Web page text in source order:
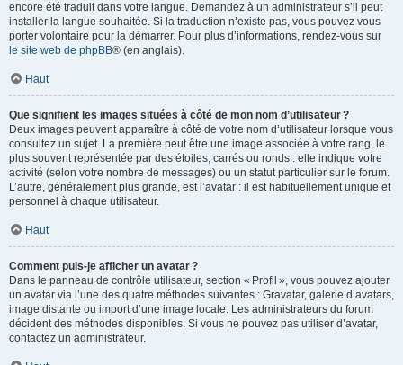
encore été traduit dans votre langue. Demandez à un administrateur s’il peut
installer la langue souhaitée. Si la traduction n’existe pas, vous pouvez vous
porter volontaire pour la démarrer. Pour plus d’informations, rendez-vous sur
le site web de phpBB® (en anglais).
Haut
Que signifient les images situées à côté de mon nom d’utilisateur ?
Deux images peuvent apparaître à côté de votre nom d’utilisateur lorsque vous
consultez un sujet. La première peut être une image associée à votre rang, le
plus souvent représentée par des étoiles, carrés ou ronds : elle indique votre
activité (selon votre nombre de messages) ou un statut particulier sur le forum.
L’autre, généralement plus grande, est l’avatar : il est habituellement unique et
personnel à chaque utilisateur.
Haut
Comment puis-je afficher un avatar ?
Dans le panneau de contrôle utilisateur, section « Profil », vous pouvez ajouter
un avatar via l’une des quatre méthodes suivantes : Gravatar, galerie d’avatars,
image distante ou import d’une image locale. Les administrateurs du forum
décident des méthodes disponibles. Si vous ne pouvez pas utiliser d’avatar,
contactez un administrateur.